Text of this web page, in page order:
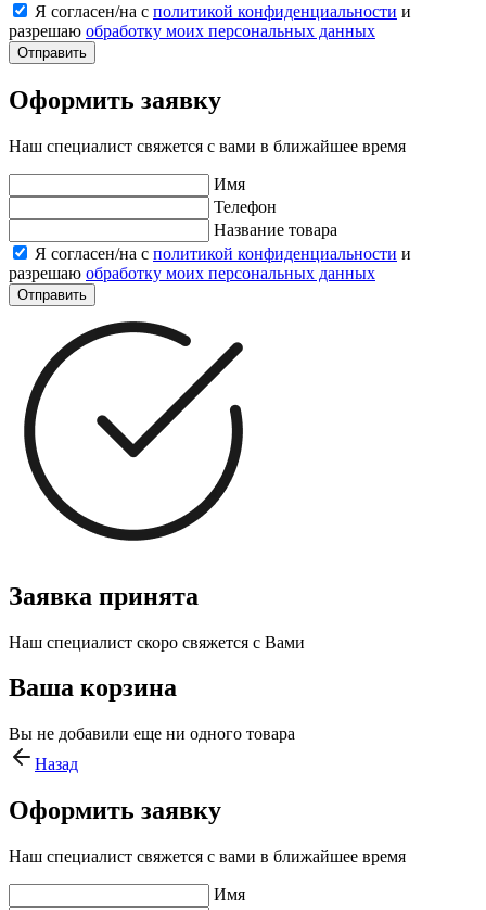
Я согласен/на с политикой конфиденциальности и
разрешаю обработку моих персональных данных
Отправить
Оформить заявку
Наш специалист свяжется с вами в ближайшее время
Имя
Телефон
Название товара
Я согласен/на с политикой конфиденциальности и
разрешаю обработку моих персональных данных
Отправить
Заявка принята
Наш специалист скоро свяжется с Вами
Ваша корзина
Вы не добавили еще ни одного товара
Назад
Оформить заявку
Наш специалист свяжется с вами в ближайшее время
Имя